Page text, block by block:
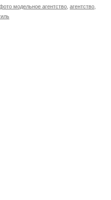
модельное агентство агентство